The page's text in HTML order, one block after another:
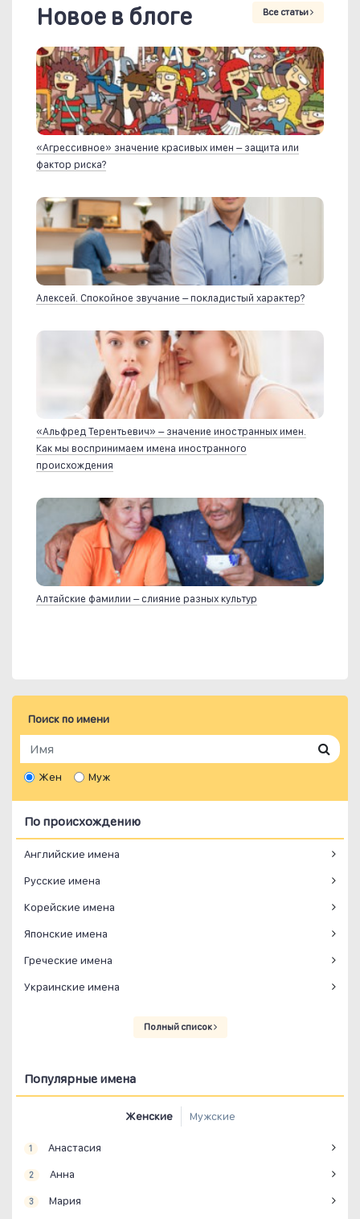
Новое в блоге Все статьи
«Агрессивное» значение красивых имен – защита или
фактор риска?
Алексей. Спокойное звучание – покладистый характер?
«Альфред Терентьевич» – значение иностранных имен.
Как мы воспринимаем имена иностранного
происхождения
Алтайские фамилии – слияние разных культур
Поиск по имени
Жен Муж
По происхождению
Английские имена
Русские имена
Корейские имена
Японские имена
Греческие имена
Украинские имена
Полный список
Популярные имена
Женские Мужские
1 Анастасия
2 Анна
3 Мария